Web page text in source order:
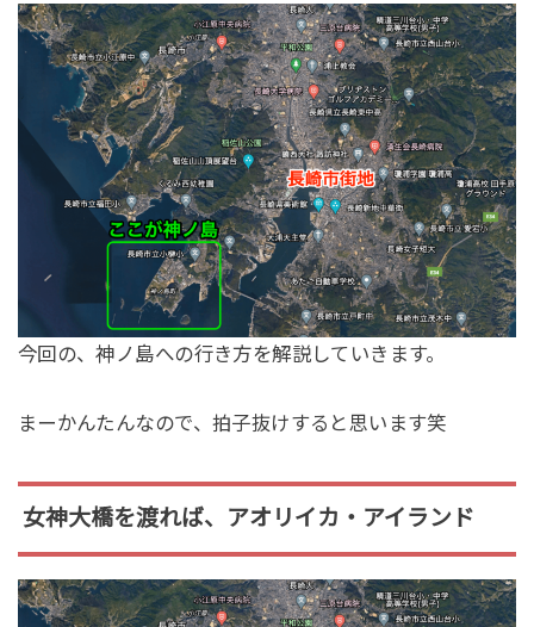
今回の、神ノ島への行き方を解説していきます。
まーかんたんなので、拍子抜けすると思います笑
女神大橋を渡れば、アオリイカ・アイランド